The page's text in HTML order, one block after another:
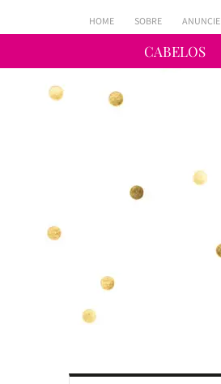
CABELOS
HOME SOBRE ANUNCIE